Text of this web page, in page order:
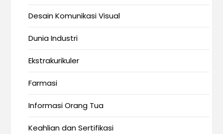
Desain Komunikasi Visual
Dunia Industri
Ekstrakurikuler
Farmasi
Informasi Orang Tua
Keahlian dan Sertifikasi